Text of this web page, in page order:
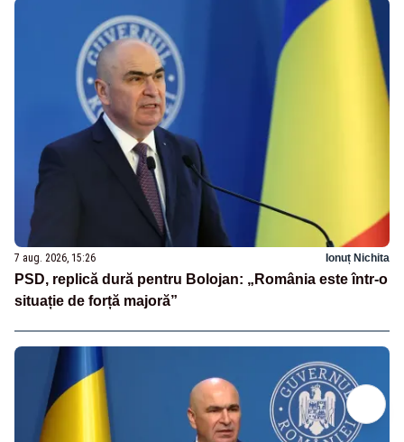
7 aug. 2026, 15:26 Ionuț Nichita
PSD, replică dură pentru Bolojan: „România este într-o
situație de forță majoră”